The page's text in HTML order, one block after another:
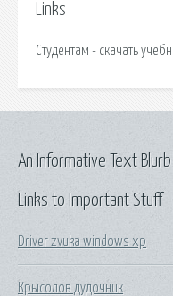
Links
Студентам - скачать
Links to Important Stuff
Driver zvuka windows xp
Крысолов дудочник
An Informative Text Blurb